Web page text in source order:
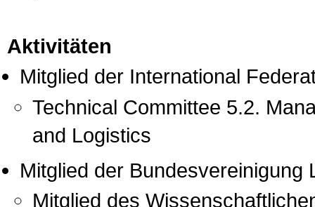
Aktivitäten
Mitglied der International
Technical Committee 5.2.
and Logistics
Mitglied der Bundesvereinigung
Mitglied des